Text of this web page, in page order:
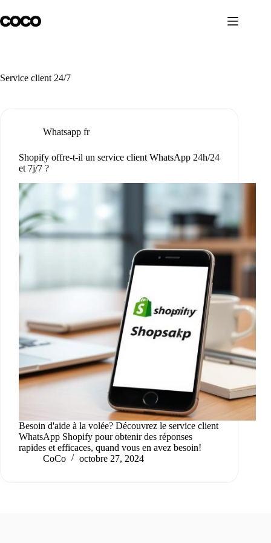
au
contenu
Service client 24/7
Whatsapp fr
Shopify offre-t-il un service client WhatsApp 24h/24
et 7j/7 ?
Besoin d'aide à la volée? Découvrez le service client
WhatsApp Shopify pour obtenir des réponses
rapides et efficaces, quand vous en avez besoin!
CoCo
octobre 27, 2024